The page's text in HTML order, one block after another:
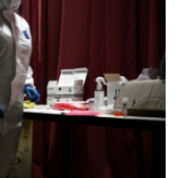
celui en Lozère fixé
vaste feu de forêt dans
le début de l'été 2026
"HH" à l'épreuve